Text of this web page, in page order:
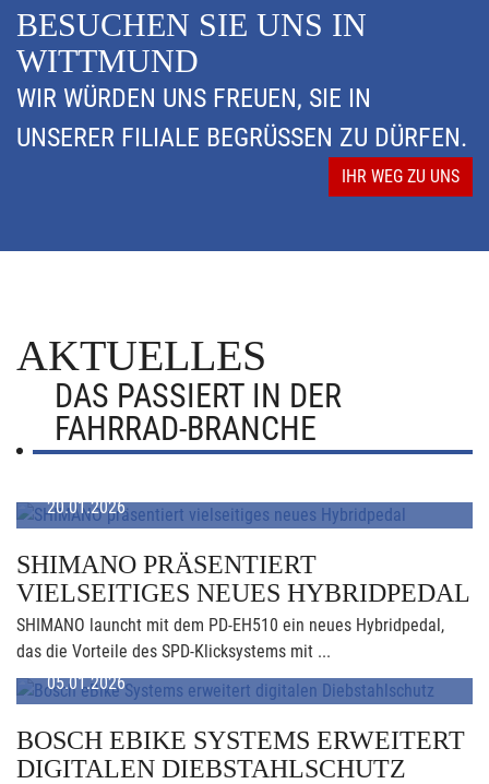
BESUCHEN SIE UNS IN
WITTMUND
WIR WÜRDEN UNS FREUEN, SIE IN
UNSERER FILIALE BEGRÜSSEN ZU DÜRFEN.
IHR WEG ZU UNS
AKTUELLES
DAS PASSIERT IN DER
FAHRRAD-BRANCHE
20.01.2026
SHIMANO PRÄSENTIERT
VIELSEITIGES NEUES HYBRIDPEDAL
SHIMANO launcht mit dem PD-EH510 ein neues Hybridpedal,
das die Vorteile des SPD-Klicksystems mit ...
05.01.2026
BOSCH EBIKE SYSTEMS ERWEITERT
DIGITALEN DIEBSTAHLSCHUTZ